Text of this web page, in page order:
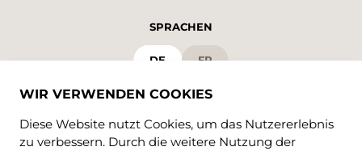
SPRACHEN
DE FR
WIR VERWENDEN COOKIES
Diese Website nutzt Cookies, um das Nutzererlebnis
zu verbessern. Durch die weitere Nutzung der